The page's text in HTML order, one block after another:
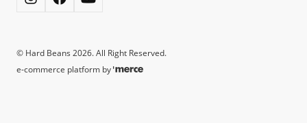
© Hard Beans 2026. All Right Reserved.
e-commerce platform by